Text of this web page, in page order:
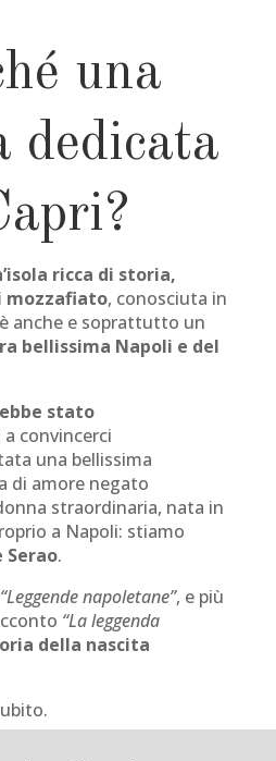
una
dedicata
ricca di storia,
mozzafiato, conosciuta in
anche e soprattutto un
bellissima Napoli e del
stato
a convincerci
una bellissima
di amore negato
straordinaria, nata in
a Napoli: stiamo
.
“Leggende napoletane”, e più
“La leggenda
della nascita